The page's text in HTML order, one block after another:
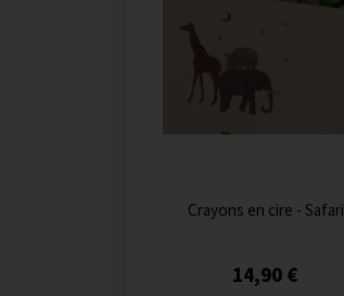
Crayons en cire - Safari
14,90 €